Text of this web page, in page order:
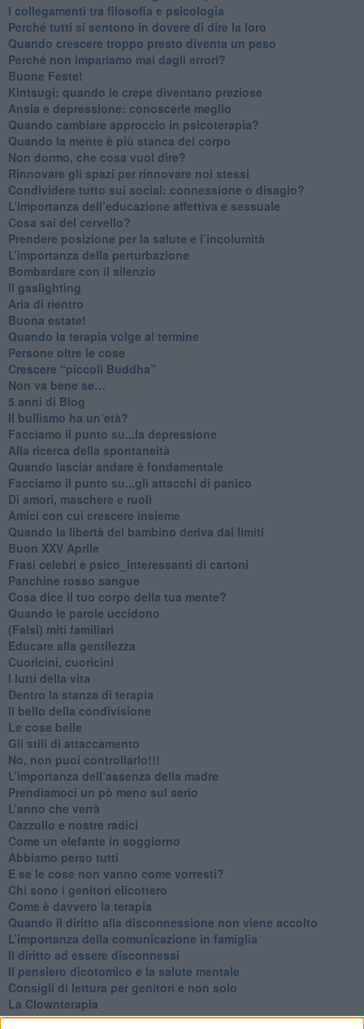
​I collegamenti tra filosofia e psicologia
​Perché tutti si sentono in dovere di dire la loro
​Quando crescere troppo presto diventa un peso
​Perché non impariamo mai dagli errori?
​Buone Feste!
​Kintsugi: quando le crepe diventano preziose
Ansia e depressione: conoscerle meglio
Quando cambiare approccio in psicoterapia?
​Quando la mente è più stanca del corpo
Non dormo, che cosa vuol dire?
​Rinnovare gli spazi per rinnovare noi stessi
​Condividere tutto sui social: connessione o disagio?
​L’importanza dell’educazione affettiva e sessuale
​Cosa sai del cervello?
Prendere posizione per la salute e l’incolumità
L’importanza della perturbazione
​Bombardare con il silenzio
Il gaslighting
Aria di rientro
Buona estate!
​Quando la terapia volge al termine
​Persone oltre le cose
​Crescere “piccoli Buddha”
Non va bene se…
​5 anni di Blog
​Il bullismo ha un’età?
Facciamo il punto su...la depressione
​Alla ricerca della spontaneità
​Quando lasciar andare è fondamentale
Facciamo il punto su...gli attacchi di panico
Di amori, maschere e ruoli
​Amici con cui crescere insieme
​Quando la libertà del bambino deriva dai limiti
Buon XXV Aprile
​Frasi celebri e psico_interessanti di cartoni
​Panchine rosso sangue
​Cosa dice il tuo corpo della tua mente?
​Quando le parole uccidono
​(Falsi) miti familiari
​Educare alla gentilezza
​Cuoricini, cuoricini
I lutti della vita
​Dentro la stanza di terapia
​Il bello della condivisione
Le cose belle
​Gli stili di attaccamento
No, non puoi controllarlo!!!
​L’importanza dell’assenza della madre
​Prendiamoci un pò meno sul serio
​L’anno che verrà
​Cazzullo e nostre radici
​Come un elefante in soggiorno
​Abbiamo perso tutti
E se le cose non vanno come vorresti?
​Chi sono i genitori elicottero
Come è davvero la terapia
Quando il diritto alla disconnessione non viene accolto
​L’importanza della comunicazione in famiglia
​Il diritto ad essere disconnessi
​Il pensiero dicotomico e la salute mentale
​Consigli di lettura per genitori e non solo
​La Clownterapia
​Differenze tra persone frustrate e non